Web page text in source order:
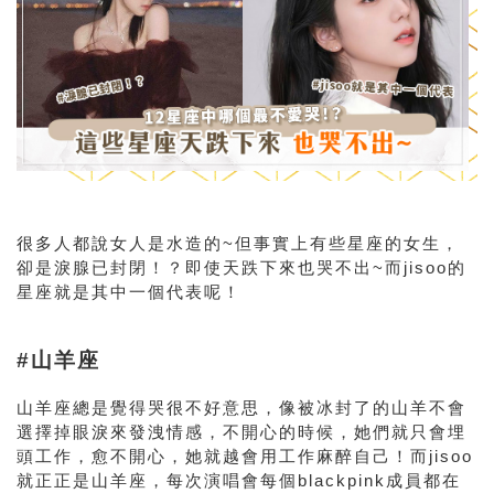
很多人都說女人是水造的~但事實上有些星座的女生，
卻是淚腺已封閉！？即使天跌下來也哭不出~而jisoo的
星座就是其中一個代表呢！
#山羊座
山羊座總是覺得哭很不好意思，像被冰封了的山羊不會
選擇掉眼淚來發洩情感，不開心的時候，她們就只會埋
頭工作，愈不開心，她就越會用工作麻醉自己！而jisoo
就正正是山羊座，每次演唱會每個blackpink成員都在